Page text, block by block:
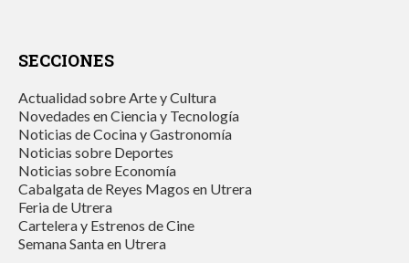
SECCIONES
Actualidad sobre Arte y Cultura
Novedades en Ciencia y Tecnología
Noticias de Cocina y Gastronomía
Noticias sobre Deportes
Noticias sobre Economía
Cabalgata de Reyes Magos en Utrera
Feria de Utrera
Cartelera y Estrenos de Cine
Semana Santa en Utrera